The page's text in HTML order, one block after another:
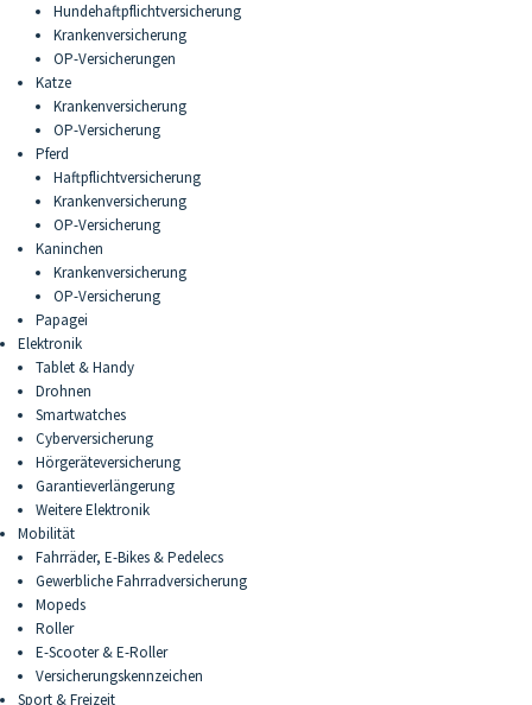
Hundehaftpflichtversicherung
Krankenversicherung
OP-Versicherungen
Katze
Krankenversicherung
OP-Versicherung
Pferd
Haftpflichtversicherung
Krankenversicherung
OP-Versicherung
Kaninchen
Krankenversicherung
OP-Versicherung
Papagei
Elektronik
Tablet & Handy
Drohnen
Smartwatches
Cyberversicherung
Hörgeräteversicherung
Garantieverlängerung
Weitere Elektronik
Mobilität
Fahrräder, E-Bikes & Pedelecs
Gewerbliche Fahrradversicherung
Mopeds
Roller
E-Scooter & E-Roller
Versicherungskennzeichen
Sport & Freizeit